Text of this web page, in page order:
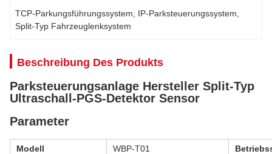
TCP-Parkungsführungssystem IP-Parksteuerungssystem
Split-Typ Fahrzeuglenksystem
Beschreibung Des Produkts
Parksteuerungsanlage Hersteller Split-Typ
Ultraschall-PGS-Detektor Sensor
Parameter
Modell WBP-T01